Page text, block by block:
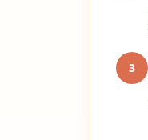
3